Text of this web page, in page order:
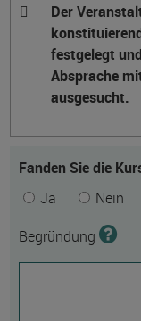
Der
festgelegt
Absprache
ausgesucht.
Fanden Sie die
Ja
Nein
Begründung